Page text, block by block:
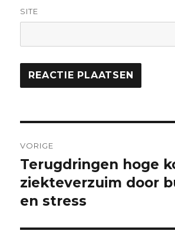
SITE
VORIGE
Terugdringen hoge
ziekteverzuim door
en stress